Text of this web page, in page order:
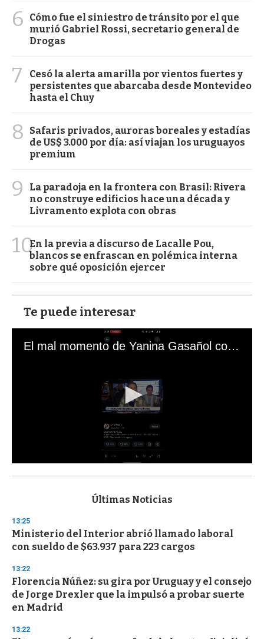
6
Cómo fue el siniestro de tránsito por el que
murió Gabriel Rossi, secretario general de
Drogas
7
Cesó la alerta amarilla por vientos fuertes y
persistentes que abarcaba desde Montevideo
hasta el Chuy
8
Safaris privados, auroras boreales y estadías
de US$ 3.000 por día: así viajan los uruguayos
premium
9
La paradoja en la frontera con Brasil: Rivera
no construye edificios hace una década y
Livramento explota con obras
10En la previa a discurso de Lacalle Pou,
blancos se enfrascan en polémica interna
sobre qué oposición ejercer
Te puede interesar
El mal momento de Yanina Gasañol con un hincha argentino en "Subrayado"
s
d
s
o
f
3
s
e
c
o
d
Últimas Noticias
13:25
Ministerio del Interior abrió llamado laboral
con sueldo de $63.937 para 223 cargos
13:22
Florencia Núñez: su gira por Uruguay y el consejo
de Jorge Drexler que la impulsó a probar suerte
en Madrid
13:22